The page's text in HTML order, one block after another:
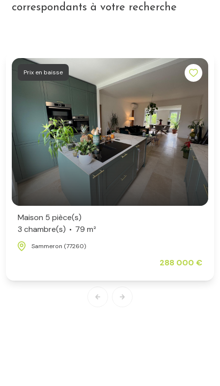
correspondants à votre recherche
Prix en baisse
Maison 5 pièce(s)
3 chambre(s)
79 m²
Sammeron (77260)
288 000 €